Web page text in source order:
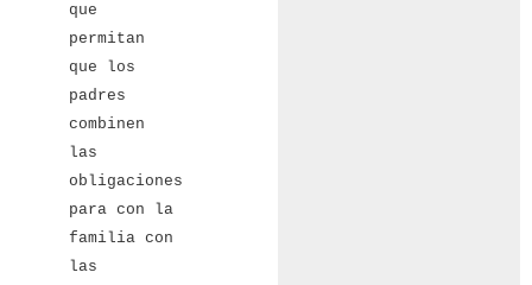
que
permitan
que los
padres
combinen
las
obligaciones
para con la
familia con
las